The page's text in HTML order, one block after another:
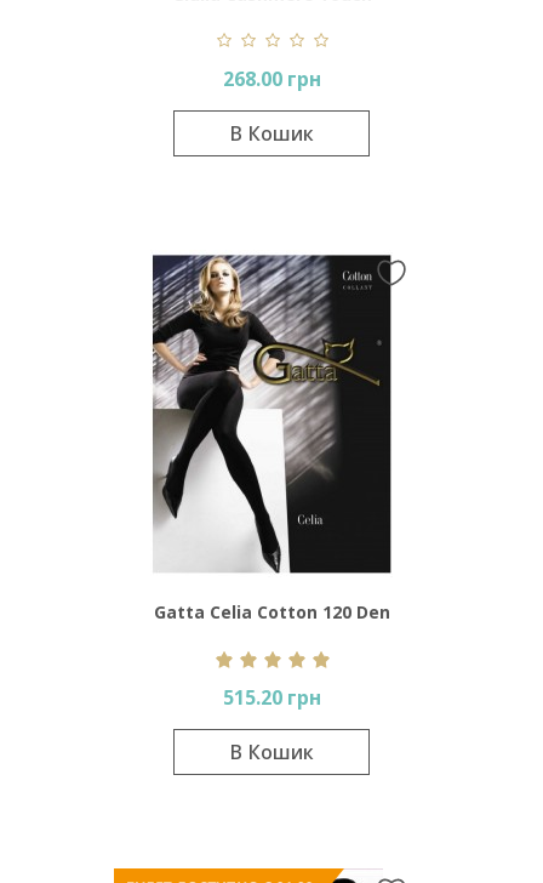
Fashion Model 1
268.00 грн
В Кошик
Gatta Celia Cotton 120 Den
515.20 грн
В Кошик